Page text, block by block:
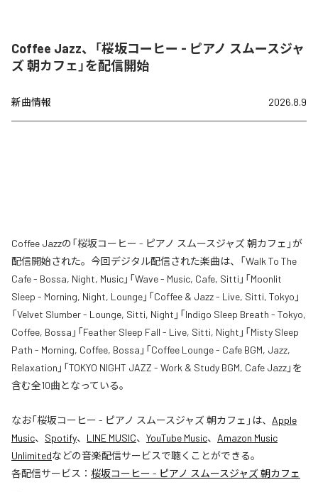
Coffee Jazz、「桜坂コーヒー - ピアノ スムースジャ
ズ 朝カフェ」を配信開始
新曲情報 2026.8.9
Coffee Jazzの「桜坂コーヒー - ピアノ スムースジャズ 朝カフェ」が
配信開始された。今回デジタル配信された楽曲は、「Walk To The
Cafe - Bossa, Night, Music」「Wave - Music, Cafe, Sitti」「Moonlit
Sleep - Morning, Night, Lounge」「Coffee & Jazz - Live, Sitti, Tokyo」
「Velvet Slumber - Lounge, Sitti, Night」「Indigo Sleep Breath - Tokyo,
Coffee, Bossa」「Feather Sleep Fall - Live, Sitti, Night」「Misty Sleep
Path - Morning, Coffee, Bossa」「Coffee Lounge - Cafe BGM, Jazz,
Relaxation」「TOKYO NIGHT JAZZ - Work & Study BGM, Cafe Jazz」を
含む全10曲となっている。
なお「桜坂コーヒー - ピアノ スムースジャズ 朝カフェ 」は、 Apple
Music、 Spotify、 LINE MUSIC、 YouTube Music、 Amazon Music
Unlimitedなどの音楽配信サービスで聴くことができる。
各配信サービス： 桜坂コーヒー - ピアノ スムースジャズ 朝カフェ